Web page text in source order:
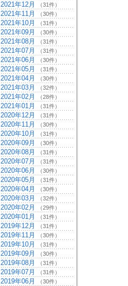
2021年12月 （31件）
2021年11月 （30件）
2021年10月 （31件）
2021年09月 （30件）
2021年08月 （31件）
2021年07月 （31件）
2021年06月 （30件）
2021年05月 （31件）
2021年04月 （30件）
2021年03月 （32件）
2021年02月 （28件）
2021年01月 （31件）
2020年12月 （31件）
2020年11月 （30件）
2020年10月 （31件）
2020年09月 （30件）
2020年08月 （31件）
2020年07月 （31件）
2020年06月 （30件）
2020年05月 （31件）
2020年04月 （30件）
2020年03月 （32件）
2020年02月 （29件）
2020年01月 （31件）
2019年12月 （31件）
2019年11月 （30件）
2019年10月 （31件）
2019年09月 （30件）
2019年08月 （31件）
2019年07月 （31件）
2019年06月 （30件）